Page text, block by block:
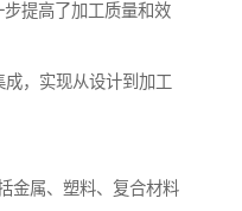
提高了加工质量和效
，实现从设计到加工
金属、塑料、复合材料